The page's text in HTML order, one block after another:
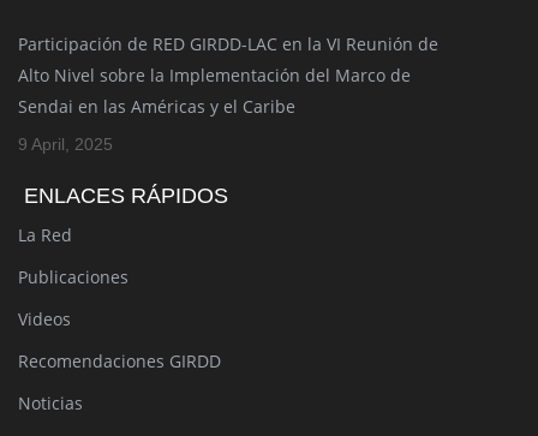
Participación de RED GIRDD-LAC en la VI Reunión de
Alto Nivel sobre la Implementación del Marco de
Sendai en las Américas y el Caribe
9 April, 2025
ENLACES RÁPIDOS
La Red
Publicaciones
Videos
Recomendaciones GIRDD
Noticias